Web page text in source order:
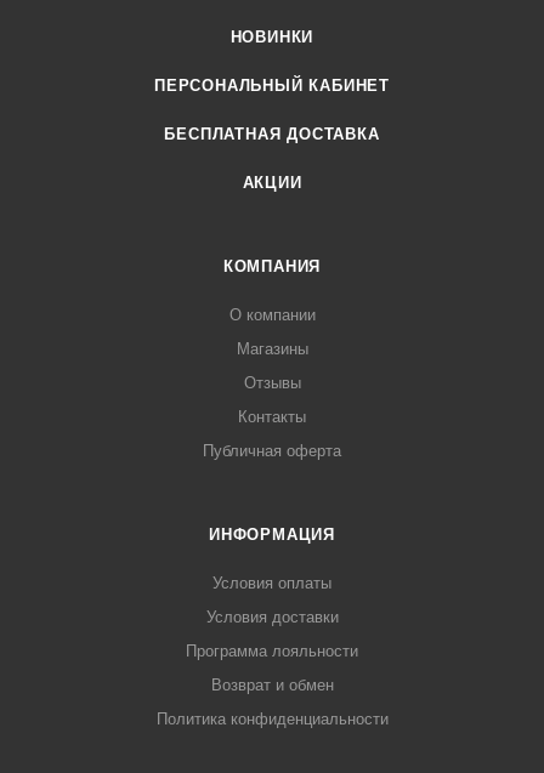
НОВИНКИ
ПЕРСОНАЛЬНЫЙ КАБИНЕТ
БЕСПЛАТНАЯ ДОСТАВКА
АКЦИИ
КОМПАНИЯ
О компании
Магазины
Отзывы
Контакты
Публичная оферта
ИНФОРМАЦИЯ
Условия оплаты
Условия доставки
Программа лояльности
Возврат и обмен
Политика конфиденциальности